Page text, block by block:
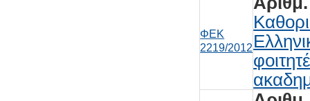
ΦΕΚ
2219/2012